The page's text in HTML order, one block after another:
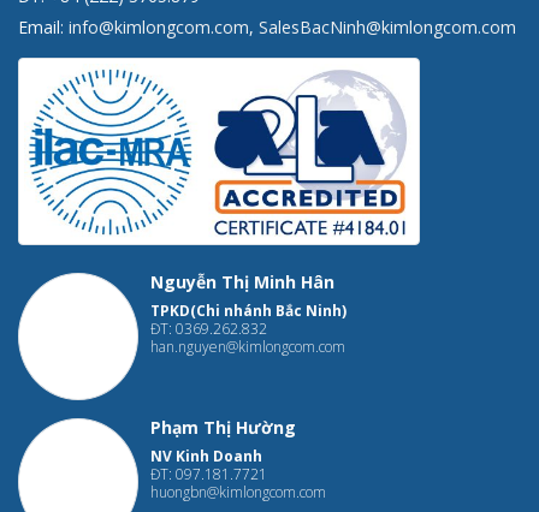
Email: info@kimlongcom.com, SalesBacNinh@kimlongcom.com
Nguyễn Thị Minh Hân
TPKD(Chi nhánh Bắc Ninh)
ĐT: 0369.262.832
han.nguyen@kimlongcom.com
Phạm Thị Hường
NV Kinh Doanh
ĐT: 097.181.7721
huongbn@kimlongcom.com